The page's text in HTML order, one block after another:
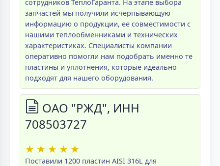
сотрудников ТеплоГаранта. На этапе выбора
запчастей мы получили исчерпывающую
информацию о продукции, ее совместимости с
нашими теплообменниками и технических
характеристиках. Специалисты компании
оперативно помогли нам подобрать именно те
пластины и уплотнения, которые идеально
подходят для нашего оборудования.
ОАО "РЖД", ИНН
708503727
★ ★ ★ ★ ★
Поставили 1200 пластин AISI 316L для